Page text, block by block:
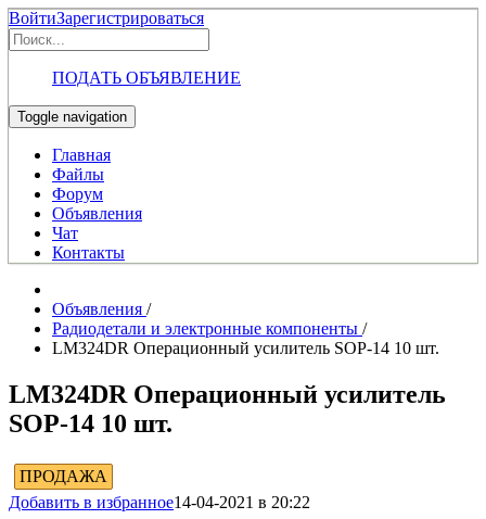
ВойтиЗарегистрироваться
ПОДАТЬ ОБЪЯВЛЕНИЕ
Toggle navigation
Главная
Файлы
Форум
Объявления
Чат
Контакты
Объявления /
Радиодетали и электронные компоненты /
LM324DR Операционный усилитель SOP-14 10 шт.
LM324DR Операционный усилитель
SOP-14 10 шт.
ПРОДАЖА
Добавить в избранное14-04-2021 в 20:22